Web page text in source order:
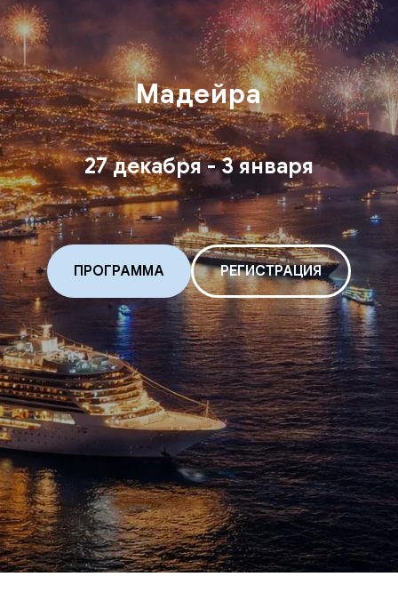
Мадейра
27 декабря - 3 января
ПРОГРАММА РЕГИСТРАЦИЯ